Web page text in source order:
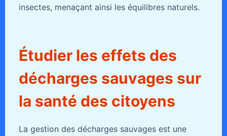
insectes, menaçant ainsi les équilibres naturels.
Étudier les effets des
décharges sauvages sur
la santé des citoyens
La gestion des décharges sauvages est une